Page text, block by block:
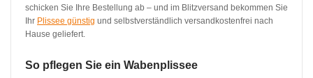
schicken Sie Ihre Bestellung ab – und im Blitzversand bekommen Sie
Ihr Plissee günstig und selbstverständlich versandkostenfrei nach
Hause geliefert.
So pflegen Sie ein Wabenplissee